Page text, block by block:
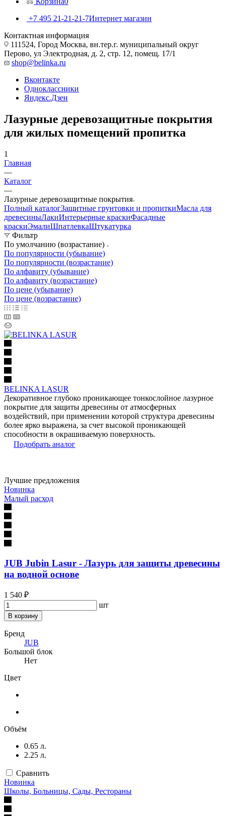
+7 495 21-21-21-7Интернет магазин
Контактная информация
111524, Город Москва, вн.тер.г. муниципальный округ
Перово, ул Электродная, д. 2, стр. 12, помещ. 17/1
shop@belinka.ru
Вконтакте
Одноклассники
Яндекс.Дзен
Лазурные деревозащитные покрытия
для жилых помещений пропитка
1
Главная
—
Каталог
—
Лазурные деревозащитные покрытия
Полный каталогЗащитные грунтовки и пропиткиМасла для
древесиныЛакиИнтерьерные краскиФасадные
краскиЭмалиШпатлевкаШтукатурка
Фильтр
По умолчанию (возрастание)
По популярности (убывание)
По популярности (возрастание)
По алфавиту (убывание)
По алфавиту (возрастание)
По цене (убывание)
По цене (возрастание)
BELINKA LASUR
Декоративное глубоко проникающее тонкослойное лазурное
покрытие для защиты древесины от атмосферных
воздействий, при применении которой структура древесины
более ярко выражена, за счет высокой проникающей
способности в окрашиваемую поверхность.
Подобрать аналог
Лучшие предложения
Новинка
Малый расход
JUB Jubin Lasur - Лазурь для защиты древесины
на водной основе
1 540 ₽
шт
В корзину
Бренд
JUB
Большой блок
Нет
Цвет
Объём
0.65 л.
2.25 л.
Сравнить
Новинка
Школы, Больницы, Сады, Рестораны